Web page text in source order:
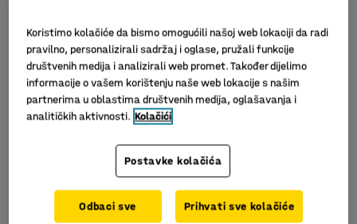
Slični proizvodi
Koristimo kolačiće da bismo omogućili našoj web lokaciji da radi
pravilno, personalizirali sadržaj i oglase, pružali funkcije
društvenih medija i analizirali web promet. Također dijelimo
informacije o vašem korištenju naše web lokacije s našim
partnerima u oblastima društvenih medija, oglašavanja i
analitičkih aktivnosti. Kolačići
Postavke kolačića
Odbaci sve Prihvati sve kolačiće